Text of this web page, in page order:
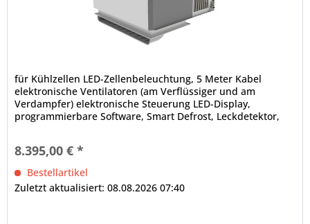
für Kühlzellen LED-Zellenbeleuchtung, 5 Meter Kabel
elektronische Ventilatoren (am Verflüssiger und am
Verdampfer) elektronische Steuerung LED-Display,
programmierbare Software, Smart Defrost, Leckdetektor,
8.395,00 € *
Bestellartikel
Zuletzt aktualisiert: 08.08.2026 07:40